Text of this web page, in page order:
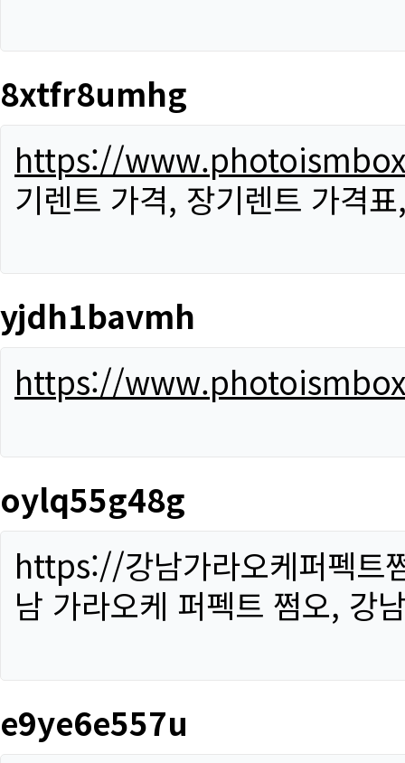
8xtfr8umhg
https://
기렌트 가격, 장기렌트 가격
yjdh1bavmh
https://
oylq55g48g
https://강남가라오케퍼펙트
남 가라오케 퍼펙트 쩜오, 강
e9ye6e557u